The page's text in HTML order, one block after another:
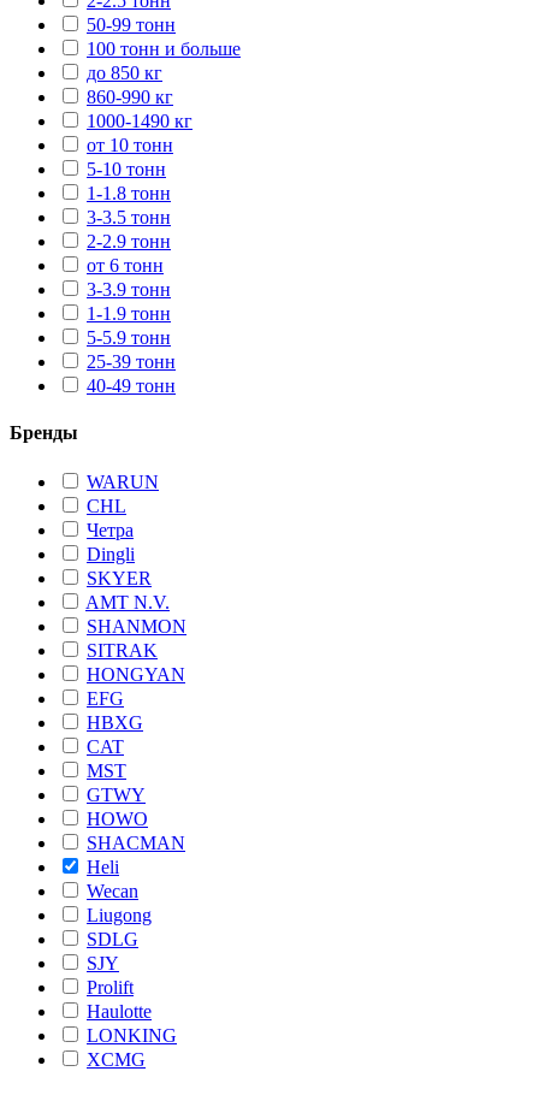
50-99 тонн
100 тонн и больше
до 850 кг
860-990 кг
1000-1490 кг
от 10 тонн
5-10 тонн
1-1.8 тонн
3-3.5 тонн
2-2.9 тонн
от 6 тонн
3-3.9 тонн
1-1.9 тонн
5-5.9 тонн
25-39 тонн
40-49 тонн
Бренды
WARUN
CHL
Четра
Dingli
SKYER
AMT N.V.
SHANMON
SITRAK
HONGYAN
EFG
HBXG
CAT
MST
GTWY
HOWO
SHACMAN
Heli
Wecan
Liugong
SDLG
SJY
Prolift
Haulotte
LONKING
XCMG